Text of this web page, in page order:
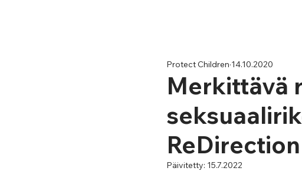
Merkittävä
Protect Children 14.10.2020
Päivitetty: 15.7.2022